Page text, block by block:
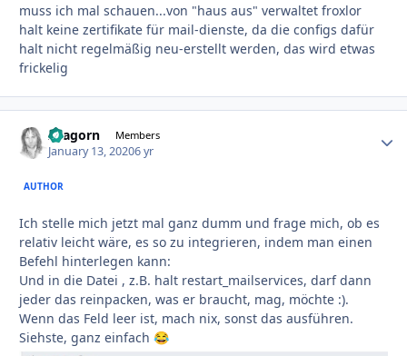
muss ich mal schauen...von "haus aus" verwaltet froxlor
halt keine zertifikate für mail-dienste, da die configs dafür
halt nicht regelmäßig neu-erstellt werden, das wird etwas
frickelig
Aragorn Members
January 13, 20206 yr
AUTHOR
Ich stelle mich jetzt mal ganz dumm und frage mich, ob es
relativ leicht wäre, es so zu integrieren, indem man einen
Befehl hinterlegen kann:
Und in die Datei , z.B. halt restart_mailservices, darf dann
jeder das reinpacken, was er braucht, mag, möchte :).
Wenn das Feld leer ist, mach nix, sonst das ausführen.
Siehste, ganz einfach 😂